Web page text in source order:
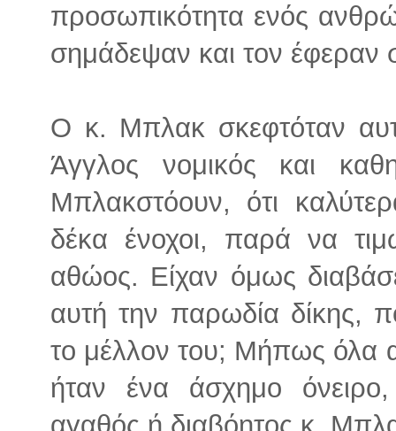
προσωπικότητα ενός
σημάδεψαν και τον έφεραν
Ο κ. Μπλακ σκεφτόταν
Άγγλος νομικός και
Μπλακστόουν, ότι
δέκα ένοχοι, παρά να
αθώος. Είχαν όμως
αυτή την παρωδία δίκης,
το μέλλον του; Μήπως όλα
ήταν ένα άσχημο
αγαθός ή διαβόητος κ.